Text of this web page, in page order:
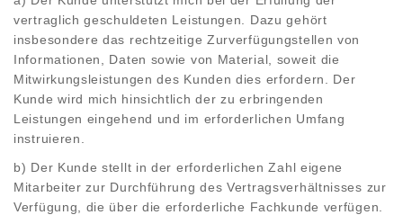
vertraglich geschuldeten Leistungen. Dazu gehört
insbesondere das rechtzeitige Zurverfügungstellen von
Informationen, Daten sowie von Material, soweit die
Mitwirkungsleistungen des Kunden dies erfordern. Der
Kunde wird mich hinsichtlich der zu erbringenden
Leistungen eingehend und im erforderlichen Umfang
instruieren.
b) Der Kunde stellt in der erforderlichen Zahl eigene
Mitarbeiter zur Durchführung des Vertragsverhältnisses zur
Verfügung, die über die erforderliche Fachkunde verfügen.